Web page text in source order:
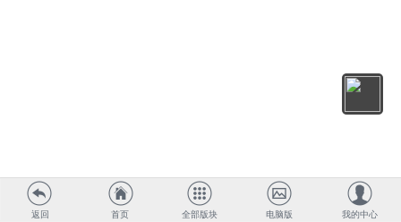
返回 首页 全部版块 电脑版 我的中心